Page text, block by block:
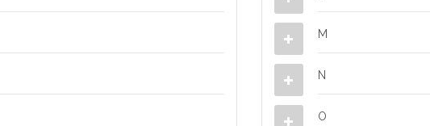
M
N
O